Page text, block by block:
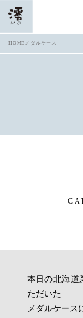
HOME メダルケース
本日の北海
ただいた
メダルケース